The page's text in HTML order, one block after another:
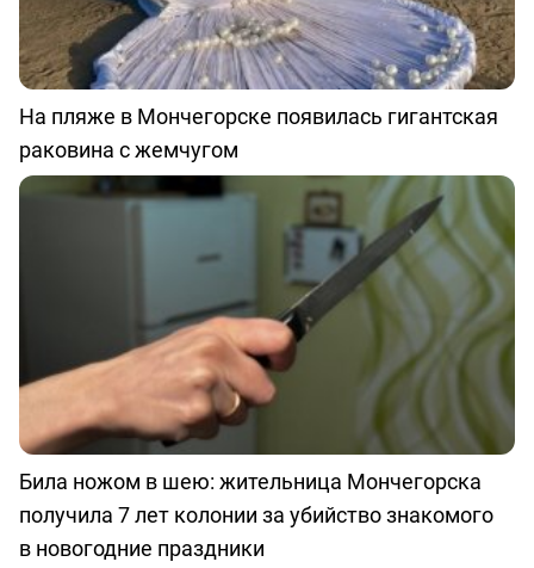
На пляже в Мончегорске появилась гигантская
раковина с жемчугом
Била ножом в шею: жительница Мончегорска
получила 7 лет колонии за убийство знакомого
в новогодние праздники